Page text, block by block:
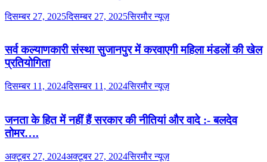
दिसम्बर 27, 2025दिसम्बर 27, 2025सिरमौर न्यूज़
सर्व कल्याणकारी संस्था सुजानपुर में करवाएगी महिला मंडलों की खेल
प्रतियोगिता
दिसम्बर 11, 2024दिसम्बर 11, 2024सिरमौर न्यूज़
जनता के हित में नहीं हैं सरकार की नीतियां और वादे :- बलदेव
तोमर….
अक्टूबर 27, 2024अक्टूबर 27, 2024सिरमौर न्यूज़